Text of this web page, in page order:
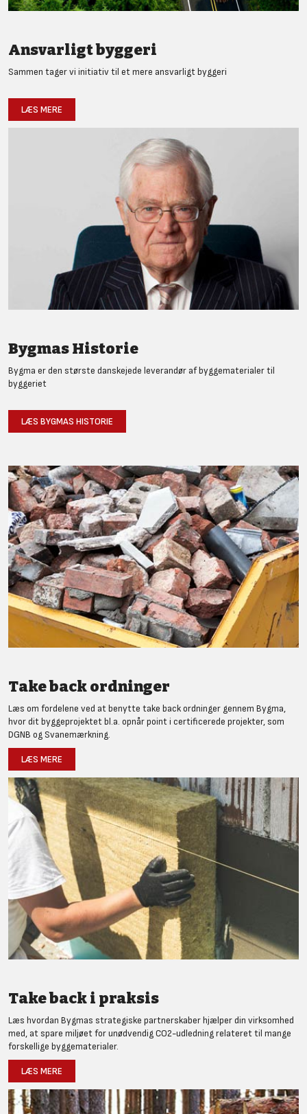
Ansvarligt byggeri
Sammen tager vi initiativ til et mere ansvarligt byggeri
LÆS MERE
Bygmas Historie
Bygma er den største danskejede leverandør af byggematerialer til
byggeriet
LÆS BYGMAS HISTORIE
Take back ordninger
Læs om fordelene ved at benytte take back ordninger gennem Bygma,
hvor dit byggeprojektet bl.a. opnår point i certificerede projekter, som
DGNB og Svanemærkning.
LÆS MERE
Take back i praksis
Læs hvordan Bygmas strategiske partnerskaber hjælper din virksomhed
med, at spare miljøet for unødvendig CO2-udledning relateret til mange
forskellige byggematerialer.
LÆS MERE